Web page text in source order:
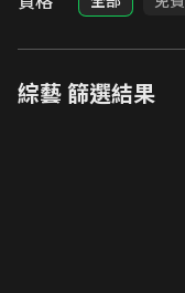
綜藝篩選結果